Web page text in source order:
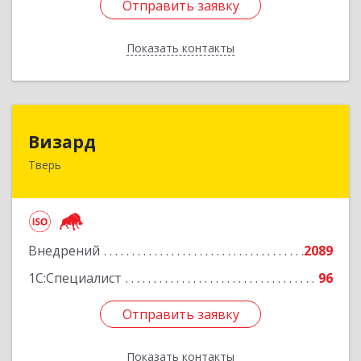
Отправить заявку
Показать контакты
Отправить заявку
Назад
Визард
Тверь
Внедрений
2089
1С:Специалист
96
Отправить заявку
Показать контакты
170006, Тверская обл, Тверь г, Учительская ул,
Отправить заявку
Назад